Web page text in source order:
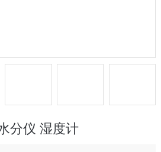
分仪 湿度计